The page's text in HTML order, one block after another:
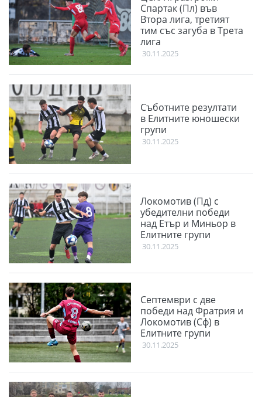
Спартак (Пл) във
Втора лига, третият
тим със загуба в Трета
лига
30.11.2025
Съботните резултати
в Елитните юношески
групи
30.11.2025
Локомотив (Пд) с
убедителни победи
над Етър и Миньор в
Елитните групи
30.11.2025
Септември с две
победи над Фратрия и
Локомотив (Сф) в
Елитните групи
30.11.2025